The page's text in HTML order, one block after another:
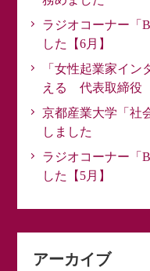
ラジオコーナー「
した【6月】
「女性起業家イン
える 代表取締役
京都産業大学「社
しました
ラジオコーナー「
した【5月】
アーカイブ